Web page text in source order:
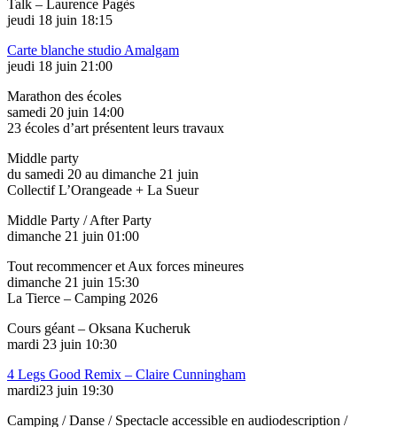
Talk – Laurence Pagès
jeudi 18 juin 18:15
Carte blanche studio Amalgam
jeudi 18 juin 21:00
Marathon des écoles
samedi 20 juin 14:00
23 écoles d’art présentent leurs travaux
Middle party
du samedi 20 au dimanche 21 juin
Collectif L’Orangeade + La Sueur
Middle Party / After Party
dimanche 21 juin 01:00
Tout recommencer et Aux forces mineures
dimanche 21 juin 15:30
La Tierce – Camping 2026
Cours géant – Oksana Kucheruk
mardi 23 juin 10:30
4 Legs Good Remix – Claire Cunningham
mardi23 juin 19:30
Camping / Danse / Spectacle accessible en audiodescription /